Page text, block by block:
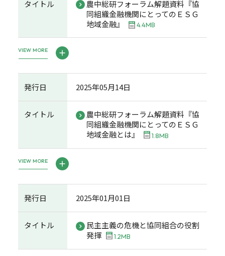
タイトル
農中総研フォーラム解題資料『協
同組織金融機関にとってのＥＳＧ
地域金融』
4.4MB
VIEW MORE
発行日 2025年05月14日
タイトル
農中総研フォーラム解題資料『協
同組織金融機関にとってのＥＳＧ
地域金融とは』
1.8MB
VIEW MORE
発行日 2025年01月01日
タイトル
民主主義の危機と協同組合の役割
発揮
1.2MB